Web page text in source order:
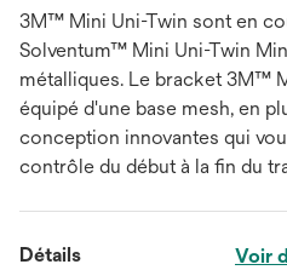
3M™ Mini Uni-Twin sont en
Solventum™ Mini Uni-Twin
métalliques. Le bracket 3M™
équipé d'une base mesh, en
conception innovantes qui
contrôle du début à la fin du
Détails Voir